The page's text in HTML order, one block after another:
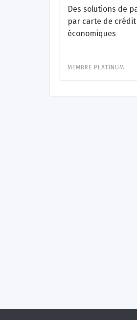
Des solutions de
par carte de
économiques
MEMBRE PLATINUM